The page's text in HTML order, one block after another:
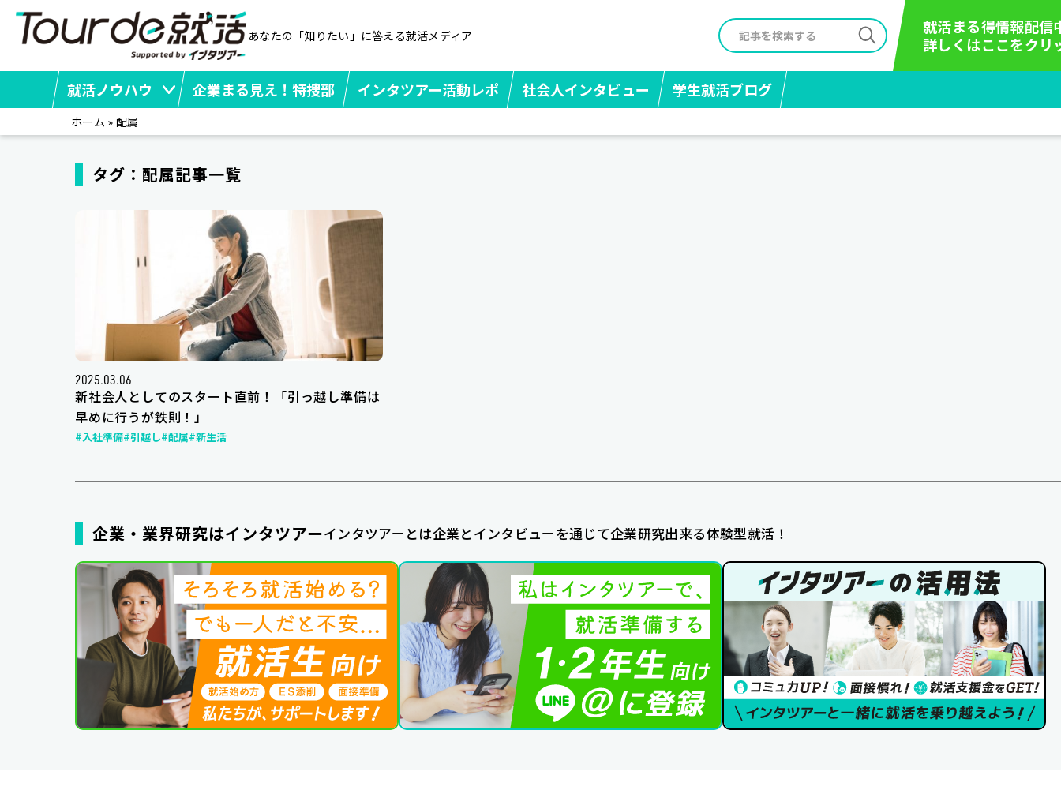
あなたの「知りたい」に答える就活メディア
就活まる得情報配信
詳しくはここをクリ
就活ノウハウ 企業まる見え！特捜部 インタツアー活動レポ 社会人インタビュー 学生就活ブログ
ホーム » 配属
タグ：配属記事一覧
2025.03.06
新社会人としてのスタート直前！「引っ越し準備は
早めに行うが鉄則！」
#入社準備#引越し#配属#新生活
企業・業界研究はインタツアーインタツアーとは企業とインタビューを通じて企業研究出来る体験型就活！